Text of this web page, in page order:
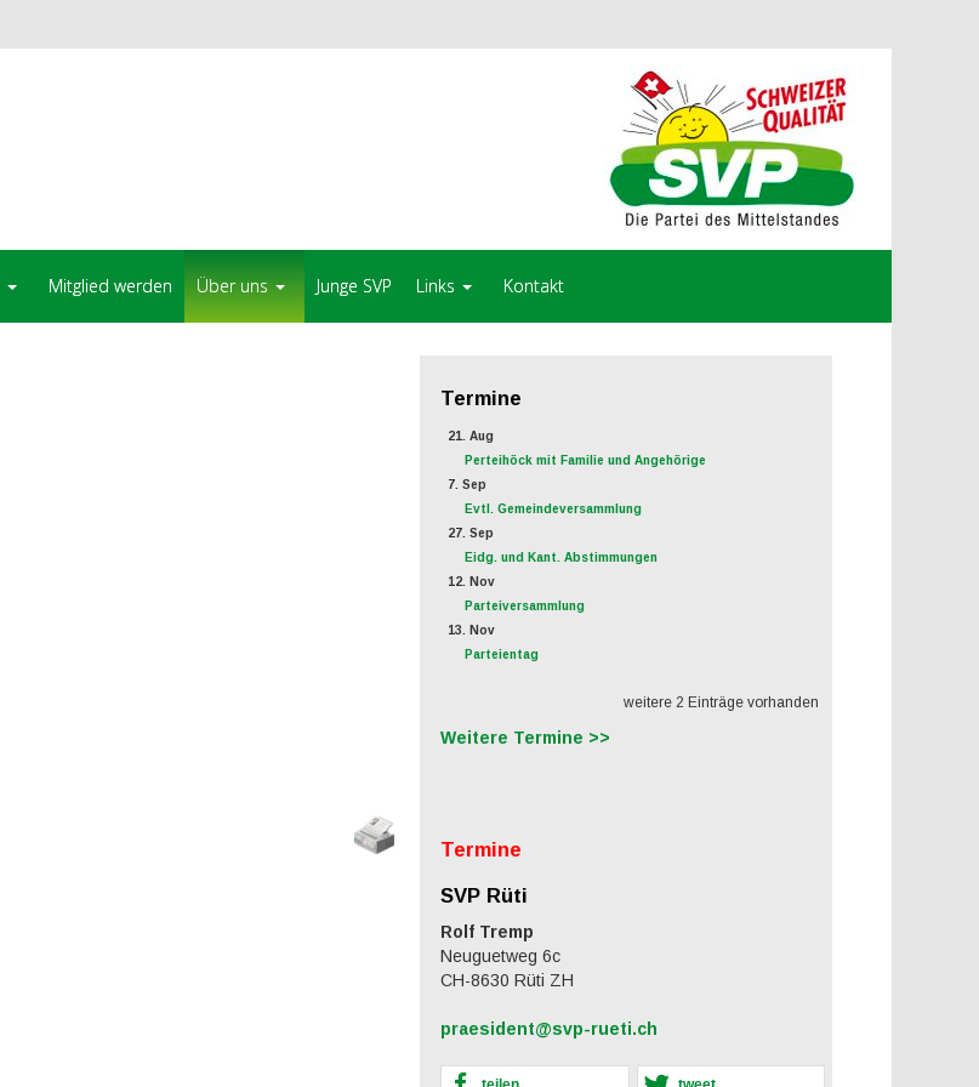
Mitglied werden Über uns Junge SVP Links Kontakt
Termine
21. Aug
Perteihöck mit Familie und Angehörige
7. Sep
Evtl. Gemeindeversammlung
27. Sep
Eidg. und Kant. Abstimmungen
12. Nov
Parteiversammlung
13. Nov
Parteientag
weitere 2 Einträge vorhanden
Weitere Termine >>
Termine
SVP Rüti
Rolf Tremp
Neuguetweg 6c
CH-8630 Rüti ZH
praesident@svp-rueti.ch